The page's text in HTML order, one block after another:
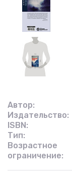
Автор:
Издательство:
ISBN:
Тип:
Возрастное
ограничение: